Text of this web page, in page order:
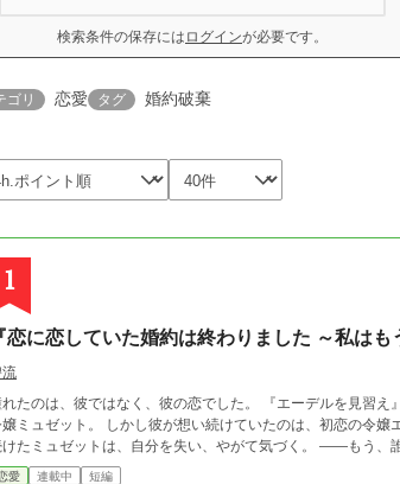
検索条件の保存には ログインが必要です。
ゴリ 恋愛 タグ 婚約破棄
1
恋に恋していた婚約は終わりました ～私はも
は、彼ではなく、彼の恋でした。 『エーデルを見習え』 『エーデルなら、そうはしない』 憧れの人との縁談に胸を躍らせた
ミュゼット。 しかし彼が想い続けていたのは、初恋の令
たミュゼットは、自分を失い、やがて気づく。 ――もう、
愛 連載中 短編